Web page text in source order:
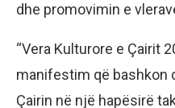
dhe promovimin e
“Vera Kulturore e Çairit
manifestim që bashkon
Çairin në një hapësirë